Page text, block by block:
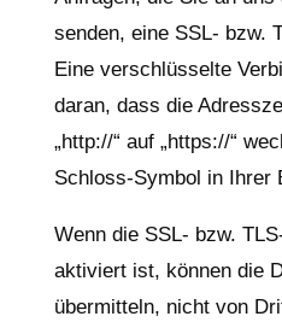
senden, eine SSL- bzw.
Eine verschlüsselte
daran, dass die
„http://“ auf „https://“
Schloss-Symbol in Ihrer
Wenn die SSL- bzw.
aktiviert ist, können die
übermitteln, nicht von